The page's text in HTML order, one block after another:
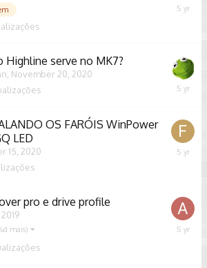
February
Highline serve no MK7?
November 20, 2020
OS FARÓIS WinPower
LED
15, 2020
October
pro e drive profile
mais)
August